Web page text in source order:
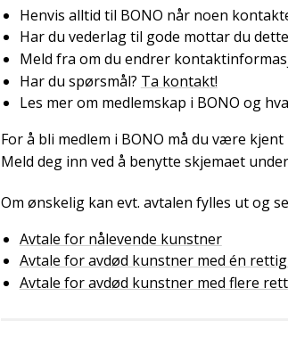
Henvis alltid til BONO når noen
Har du vederlag til gode mottar du
Meld fra om du endrer
Har du spørsmål? Ta kontakt!
Les mer om medlemskap i BONO og
For å bli medlem i BONO må du være kjent
Meld deg inn ved å benytte skjemaet
Om ønskelig kan evt. avtalen fylles ut og
Avtale for nålevende kunstner
Avtale for avdød kunstner med én
Avtale for avdød kunstner med flere